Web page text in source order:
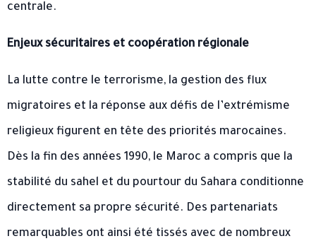
centrale.
Enjeux sécuritaires et coopération régionale
La lutte contre le terrorisme, la gestion des flux
migratoires et la réponse aux défis de l’extrémisme
religieux figurent en tête des priorités marocaines.
Dès la fin des années 1990, le Maroc a compris que la
stabilité du sahel et du pourtour du Sahara conditionne
directement sa propre sécurité. Des partenariats
remarquables ont ainsi été tissés avec de nombreux